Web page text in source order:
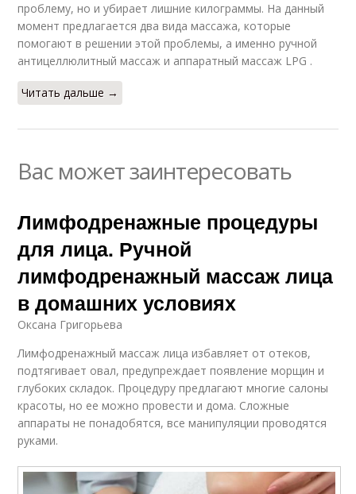
проблему, но и убирает лишние килограммы. На данный
момент предлагается два вида массажа, которые
помогают в решении этой проблемы, а именно ручной
антицеллюлитный массаж и аппаратный массаж LPG .
Читать дальше →
Вас может заинтересовать
Лимфодренажные процедуры
для лица. Ручной
лимфодренажный массаж лица
в домашних условиях
Оксана Григорьева
Лимфодренажный массаж лица избавляет от отеков,
подтягивает овал, предупреждает появление морщин и
глубоких складок. Процедуру предлагают многие салоны
красоты, но ее можно провести и дома. Сложные
аппараты не понадобятся, все манипуляции проводятся
руками.